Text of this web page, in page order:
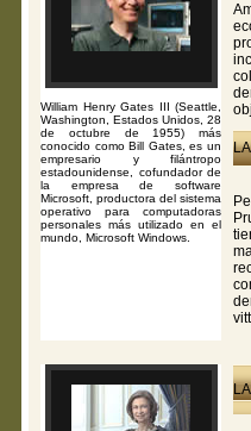
William Henry Gates III (Seattle,
Washington, Estados Unidos, 28
de octubre de 1955) más
conocido como Bill Gates, es un
empresario y filántropo
estadounidense, cofundador de
la empresa de software
Microsoft, productora del sistema
operativo para computadoras
personales más utilizado en el
mundo, Microsoft Windows.